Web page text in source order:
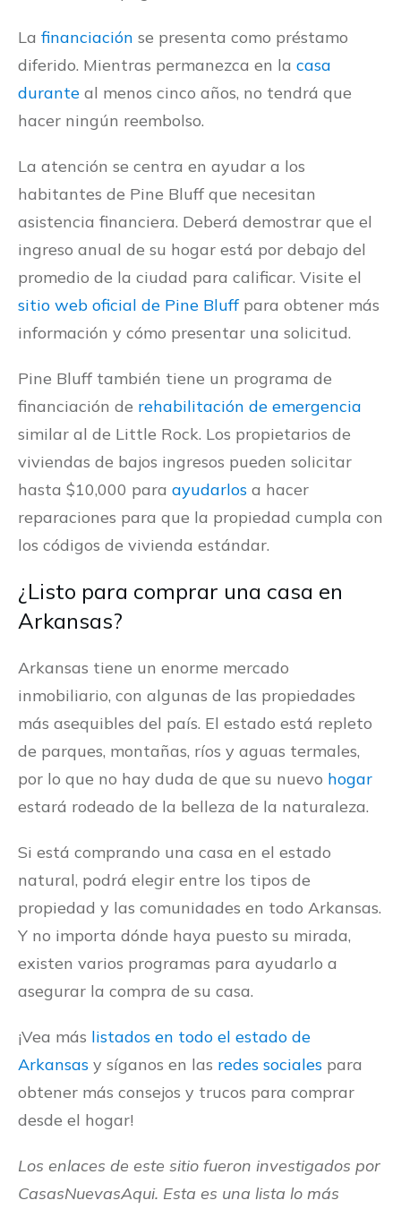
La financiación se presenta como préstamo
diferido. Mientras permanezca en la casa
durante al menos cinco años, no tendrá que
hacer ningún reembolso.
La atención se centra en ayudar a los
habitantes de Pine Bluff que necesitan
asistencia financiera. Deberá demostrar que el
ingreso anual de su hogar está por debajo del
promedio de la ciudad para calificar. Visite el
sitio web oficial de Pine Bluffpara obtener más
información y cómo presentar una solicitud.
Pine Bluff también tiene un programa de
financiación de rehabilitación de emergencia
similar al de Little Rock. Los propietarios de
viviendas de bajos ingresos pueden solicitar
hasta $10,000 para ayudarlos a hacer
reparaciones para que la propiedad cumpla con
los códigos de vivienda estándar.
¿Listo para comprar una casa en
Arkansas?
Arkansas tiene un enorme mercado
inmobiliario, con algunas de las propiedades
más asequibles del país. El estado está repleto
de parques, montañas, ríos y aguas termales,
por lo que no hay duda de que su nuevo hogar
estará rodeado de la belleza de la naturaleza.
Si está comprando una casa en el estado
natural, podrá elegir entre los tipos de
propiedad y las comunidades en todo Arkansas.
Y no importa dónde haya puesto su mirada,
existen varios programas para ayudarlo a
asegurar la compra de su casa.
¡Vea más listados en todo el estado de
Arkansas y síganos en las redes sociales para
obtener más consejos y trucos para comprar
desde el hogar!
Los enlaces de este sitio fueron investigados por
CasasNuevasAqui. Esta es una lista lo más